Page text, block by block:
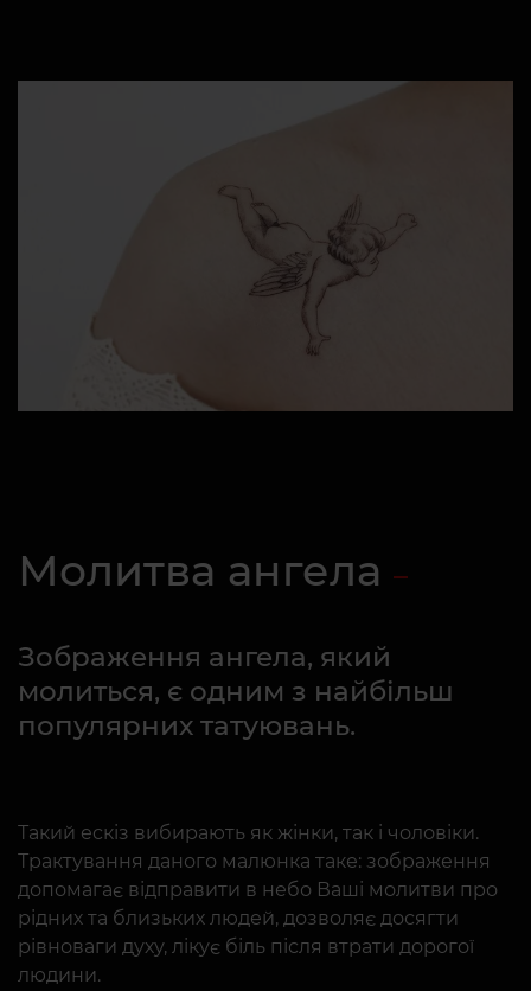
Молитва ангела
Зображення ангела, який
молиться, є одним з найбільш
популярних татуювань.
Такий ескіз вибирають як жінки, так і чоловіки.
Трактування даного малюнка таке: зображення
допомагає відправити в небо Ваші молитви про
рідних та близьких людей, дозволяє досягти
рівноваги духу, лікує біль після втрати дорогої
людини.